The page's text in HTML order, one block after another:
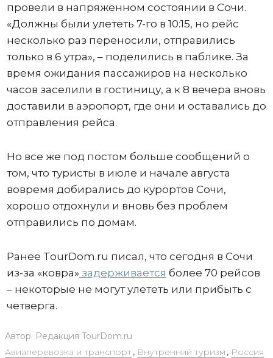
провели в напряженном состоянии в Сочи.
«Должны были улететь 7-го в 10:15, но рейс
несколько раз переносили, отправились
только в 6 утра», – поделились в паблике. За
время ожидания пассажиров на несколько
часов заселили в гостиницу, а к 8 вечера вновь
доставили в аэропорт, где они и оставались до
отправления рейса.
Но все же под постом больше сообщений о
том, что туристы в июле и начале августа
вовремя добирались до курортов Сочи,
хорошо отдохнули и вновь без проблем
отправились по домам.
Ранее TourDom.ru писал, что сегодня в Сочи
из-за «ковра» задерживается более 70 рейсов
– некоторые не могут улететь или прибыть с
четверга.
Автор: Редакция TourDom.ru
Авиаперевозка и транспорт, Внутренний туризм , Россия